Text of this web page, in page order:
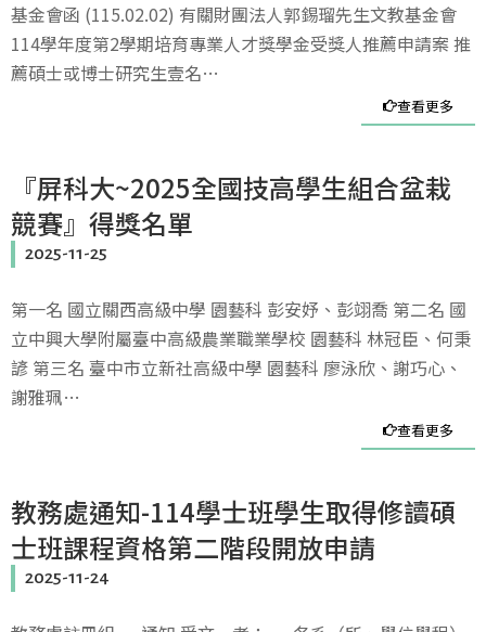
基金會函 (115.02.02) 有關財團法人郭錫瑠先生文教基金會
114學年度第2學期培育專業人才獎學金受獎人推薦申請案 推
薦碩士或博士研究生壹名…
查看更多
『屏科大~2025全國技高學生組合盆栽
競賽』得獎名單
2025-11-25
第一名 國立關西高級中學 園藝科 彭安妤、彭翊喬 第二名 國
立中興大學附屬臺中高級農業職業學校 園藝科 林冠臣、何秉
諺 第三名 臺中市立新社高級中學 園藝科 廖泳欣、謝巧心、
謝雅珮…
查看更多
教務處通知-114學士班學生取得修讀碩
士班課程資格第二階段開放申請
2025-11-24